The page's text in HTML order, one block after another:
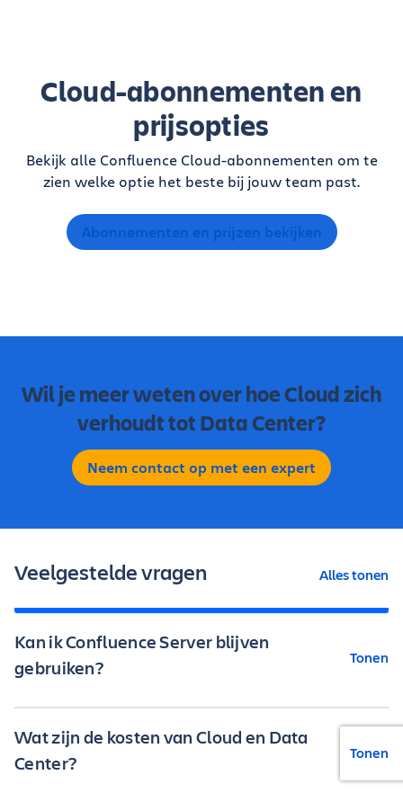
Cloud-abonnementen en
prijsopties
Bekijk alle Confluence Cloud-abonnementen om te
zien welke optie het beste bij jouw team past.
Abonnementen en prijzen bekijken
Wil je meer weten over hoe Cloud zich
verhoudt tot Data Center?
Neem contact op met een expert
Veelgestelde vragen Alles tonen
Kan ik Confluence Server blijven
gebruiken?
Tonen
Om ondersteuning te blijven houden, kies je voor
een overstap naar Confluence Cloud of Data
Wat zijn de kosten van Cloud en Data
Center?
Tonen